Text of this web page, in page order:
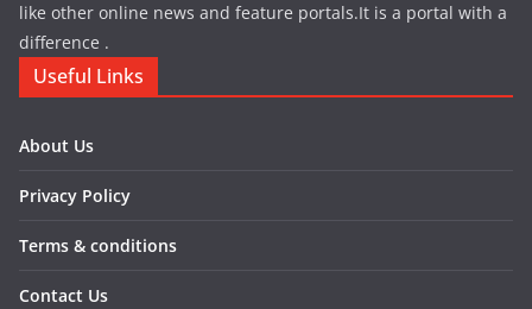
like other online news and feature portals.It is a portal with a
difference .
Useful Links
About Us
Privacy Policy
Terms & conditions
Contact Us